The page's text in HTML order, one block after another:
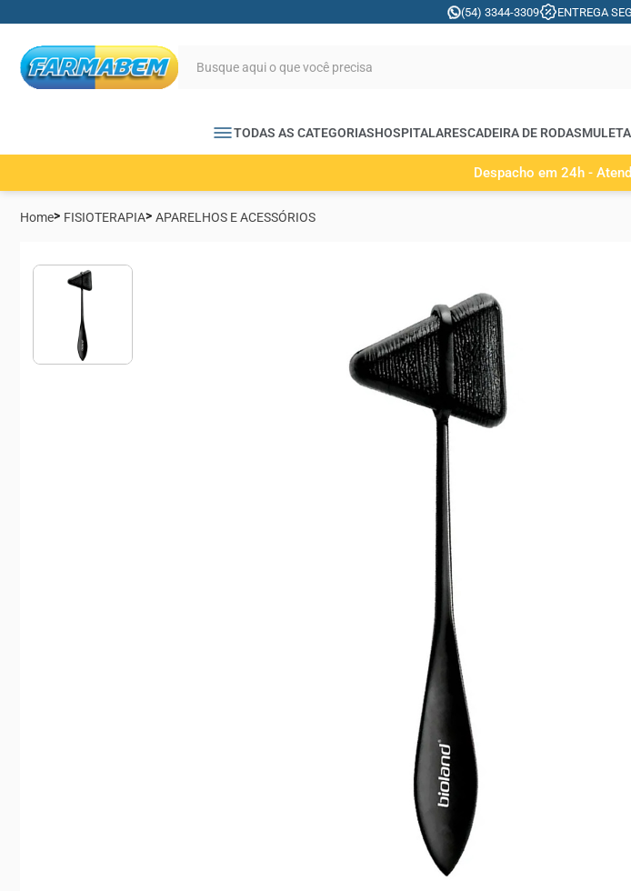
(54) 3344-3309 ENTREGA
TODAS AS CATEGORIASHOSPITALARESCADEIRA DE RODASMULETA
Despacho em 24h -
Home FISIOTERAPIA APARELHOS E ACESSÓRIOS